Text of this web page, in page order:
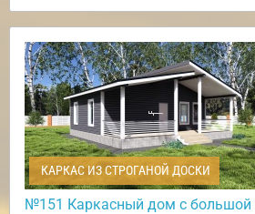
КАРКАС ИЗ СТРОГАНОЙ ДОСКИ
№151 Каркасный дом с большой